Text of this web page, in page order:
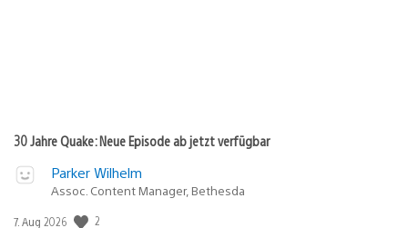
30 Jahre Quake: Neue Episode ab jetzt verfügbar
Parker Wilhelm
Assoc. Content Manager, Bethesda
Veröffentlichungsdatum:
7. Aug 2026 2